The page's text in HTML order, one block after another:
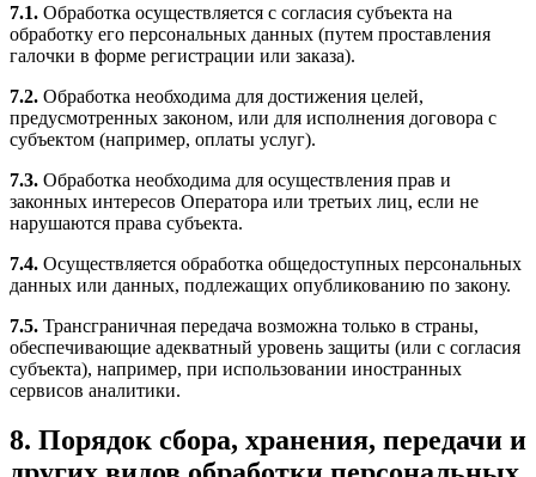
7.1. Обработка осуществляется с согласия субъекта на
обработку его персональных данных (путем проставления
галочки в форме регистрации или заказа).
7.2. Обработка необходима для достижения целей,
предусмотренных законом, или для исполнения договора с
субъектом (например, оплаты услуг).
7.3. Обработка необходима для осуществления прав и
законных интересов Оператора или третьих лиц, если не
нарушаются права субъекта.
7.4. Осуществляется обработка общедоступных персональных
данных или данных, подлежащих опубликованию по закону.
7.5. Трансграничная передача возможна только в страны,
обеспечивающие адекватный уровень защиты (или с согласия
субъекта), например, при использовании иностранных
сервисов аналитики.
8. Порядок сбора, хранения, передачи и